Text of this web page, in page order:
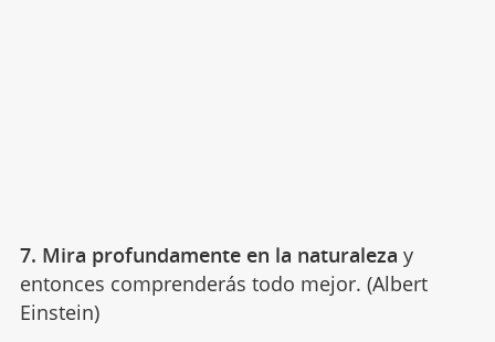
7. Mira profundamente en la naturaleza y
entonces comprenderás todo mejor. (Albert
Einstein)